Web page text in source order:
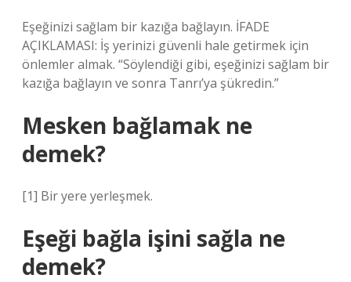
Eşeğinizi sağlam bir kazığa bağlayın. İFADE
AÇIKLAMASI: İş yerinizi güvenli hale getirmek için
önlemler almak. “Söylendiği gibi, eşeğinizi sağlam bir
kazığa bağlayın ve sonra Tanrı’ya şükredin.”
Mesken bağlamak ne
demek?
[1] Bir yere yerleşmek.
Eşeği bağla işini sağla ne
demek?